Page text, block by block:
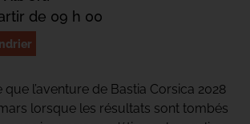
de 09 h 00
l’aventure de Bastia Corsica 2028
lorsque les résultats sont tombés